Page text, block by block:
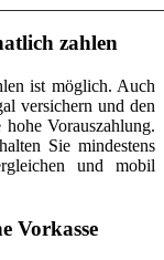
zahlen
ist möglich. Auch
versichern und den
Vorauszahlung.
Sie mindestens
und mobil
Vorkasse